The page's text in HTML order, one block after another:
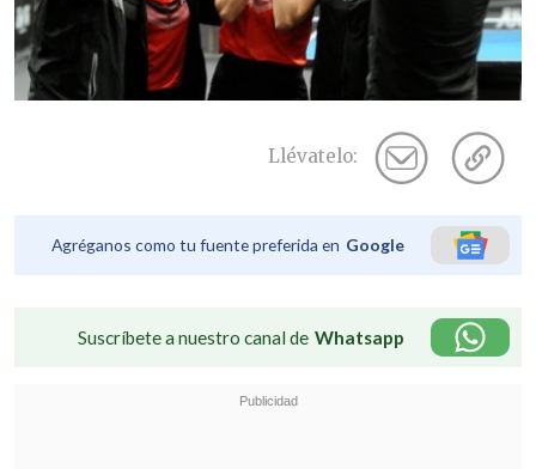
Llévatelo:
Agréganos como tu fuente preferida en Google
Suscríbete a nuestro canal de Whatsapp